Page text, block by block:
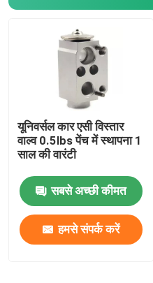
यूनिवर्सल कार एसी विस्तार
वाल्व 0.5lbs पेंच में स्थापना 1
साल की वारंटी
सबसे अच्छी कीमत
हमसे संपर्क करें